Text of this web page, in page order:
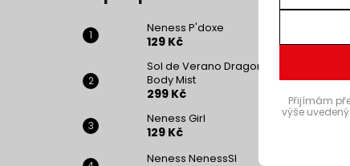
Neness P'doxe
129 Kč
Sol de Verano Dragon Bloom
Body Mist
299 Kč
Neness Girl
129 Kč
Neness NenessSI
Přijímám
výše